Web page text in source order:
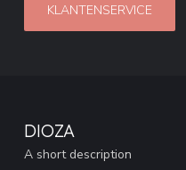
KLANTENSERVICE
DIOZA
A short description